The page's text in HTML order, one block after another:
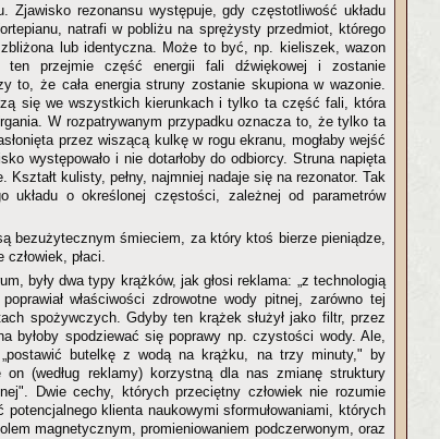
Zjawisko rezonansu występuje, gdy częstotliwość układu
natrafi w pobliżu na sprężysty przedmiot, którego
lub identyczna. Może to być, np. kieliszek, wazon
ten przejmie część energii fali dźwiękowej i zostanie
to, że cała energia struny zostanie skupiona w wazonie.
się we wszystkich kierunkach i tylko ta część fali, która
W rozpatrywanym przypadku oznacza to, że tylko ta
przez wiszącą kulkę w rogu ekranu, mogłaby wejść
występowało i nie dotarłoby do odbiorcy. Struna napięta
Kształt kulisty, pełny, najmniej nadaje się na rezonator. Tak
układu o określonej częstości, zależnej od parametrów
bezużytecznym śmieciem, za który ktoś bierze pieniądze,
płaci.
były dwa typy krążków, jak głosi reklama: „z technologią
właściwości zdrowotne wody pitnej, zarówno tej
spożywczych. Gdyby ten krążek służył jako filtr, przez
byłoby spodziewać się poprawy np. czystości wody. Ale,
butelkę z wodą na krążku, na trzy minuty," by
on (według reklamy) korzystną dla nas zmianę struktury
Dwie cechy, których przeciętny człowiek nie rozumie
klienta naukowymi sformułowaniami, których
magnetycznym, promieniowaniem podczerwonym, oraz